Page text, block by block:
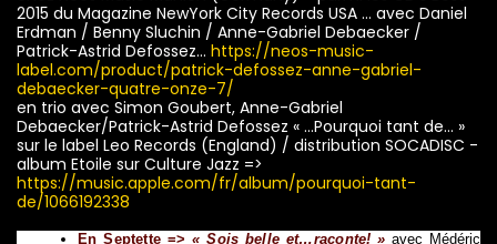
2015 du Magazine NewYork City Records USA … avec Daniel
Erdman / Benny Sluchin / Anne-Gabriel Debaecker /
Patrick-Astrid Defossez… https://neos-music-
label.com/product/patrick-defossez-anne-gabriel-
debaecker-quatre-onze-7/
en trio avec Simon Goubert, Anne-Gabriel
Debaecker/Patrick-Astrid Defossez « …Pourquoi tant de… »
sur le label Leo Records (England) / distribution SOCADISC -
album Etoile sur Culture Jazz =>
https://music.apple.com/fr/album/pourquoi-tant-
de/1066192338
En Septette => « Sois belle et…raconte! » avec Médéric